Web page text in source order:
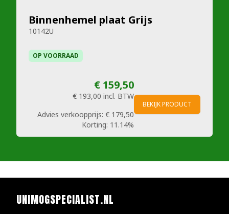
Binnenhemel plaat Grijs
10142U
OP VOORRAAD
€ 159,50
€ 193,00 incl. BTW
Advies verkoopprijs: € 179,50
Korting: 11.14%
BEKIJK PRODUCT
UNIMOGSPECIALIST.NL